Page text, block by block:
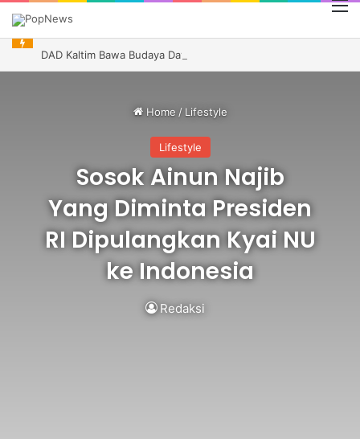
Home / Lifestyle
Lifestyle
Sosok Ainun Najib
Yang Diminta Presiden
RI Dipulangkan Kyai NU
ke Indonesia
Redaksi